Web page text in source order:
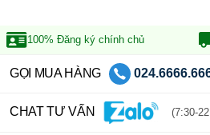
100% Đăng ký chính chủ
GỌI MUA HÀNG
CHAT TƯ VẤN (7:30-